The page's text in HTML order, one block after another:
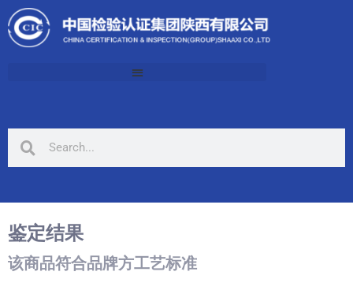
鉴定结果
该商品符合品牌方工艺标准